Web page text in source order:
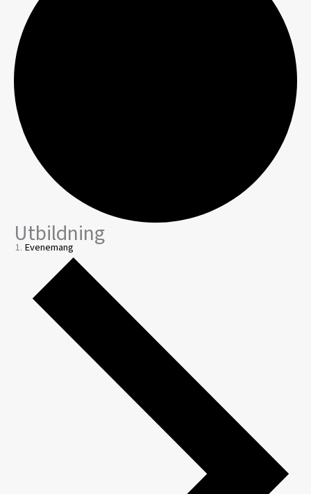
Utbildning
Evenemang